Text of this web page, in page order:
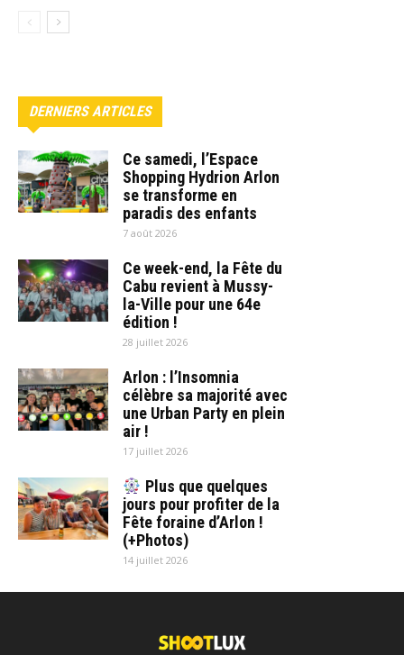
DERNIERS ARTICLES
Ce samedi, l’Espace
Shopping Hydrion Arlon
se transforme en
paradis des enfants
7 août 2026
Ce week-end, la Fête du
Cabu revient à Mussy-
la-Ville pour une 64e
édition !
28 juillet 2026
Arlon : l’Insomnia
célèbre sa majorité avec
une Urban Party en plein
air !
17 juillet 2026
Plus que quelques
jours pour profiter de la
Fête foraine d’Arlon !
(+Photos)
14 juillet 2026